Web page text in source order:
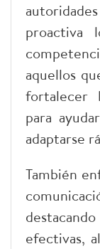
proactiva
aquellos
fortalecer
para
adaptarse
También
efectivas,